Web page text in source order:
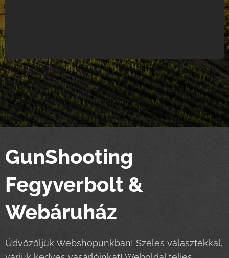
GunShooting
Fegyverbolt &
Webáruház
Üdvözöljük Webshopunkban! Széles választékkal,